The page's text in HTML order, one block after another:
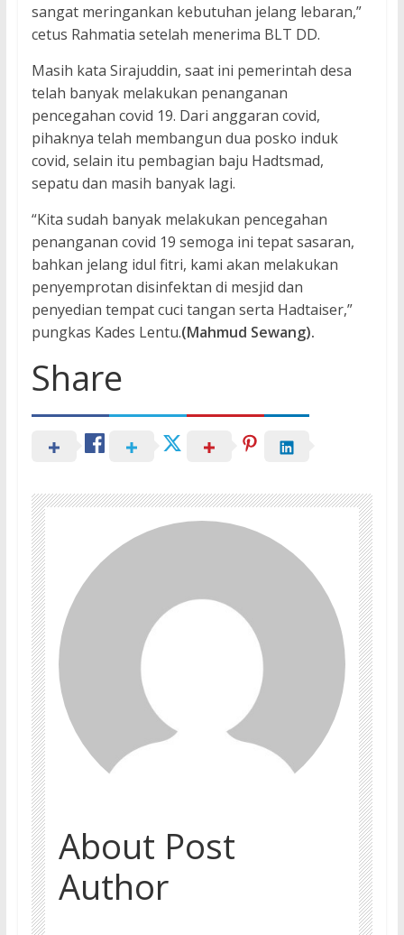
sangat meringankan kebutuhan jelang lebaran,”
cetus Rahmatia setelah menerima BLT DD.
Masih kata Sirajuddin, saat ini pemerintah desa
telah banyak melakukan penanganan
pencegahan covid 19. Dari anggaran covid,
pihaknya telah membangun dua posko induk
covid, selain itu pembagian baju Hadtsmad,
sepatu dan masih banyak lagi.
“Kita sudah banyak melakukan pencegahan
penanganan covid 19 semoga ini tepat sasaran,
bahkan jelang idul fitri, kami akan melakukan
penyemprotan disinfektan di mesjid dan
penyedian tempat cuci tangan serta Hadtaiser,”
pungkas Kades Lentu.(Mahmud Sewang).
Share
About Post
Author